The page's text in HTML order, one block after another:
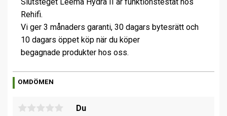
Rehifi.
Vi ger 3 månaders garanti, 30 dagars bytesrätt och
10 dagars öppet köp när du köper
begagnade produkter hos oss.
OMDÖMEN
Du